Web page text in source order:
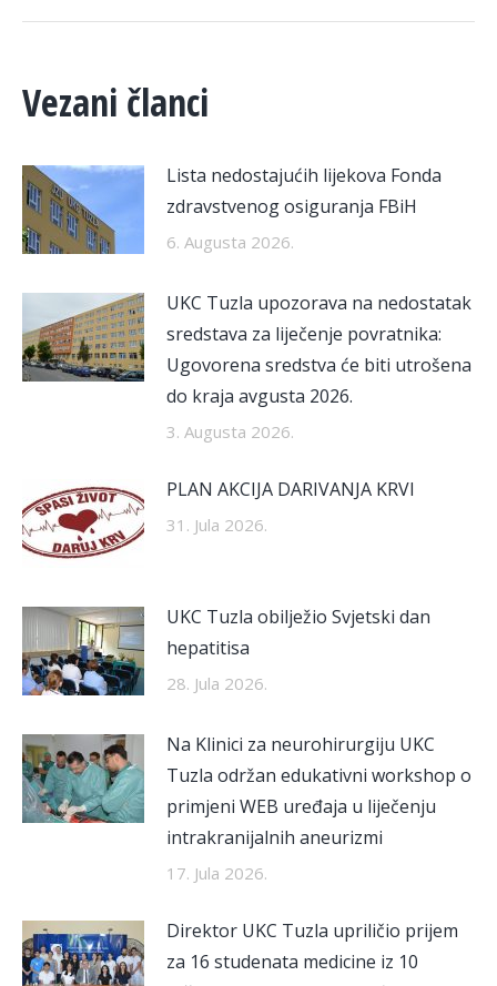
Vezani članci
Lista nedostajućih lijekova Fonda
zdravstvenog osiguranja FBiH
6. Augusta 2026.
UKC Tuzla upozorava na nedostatak
sredstava za liječenje povratnika:
Ugovorena sredstva će biti utrošena
do kraja avgusta 2026.
3. Augusta 2026.
PLAN AKCIJA DARIVANJA KRVI
31. Jula 2026.
UKC Tuzla obilježio Svjetski dan
hepatitisa
28. Jula 2026.
Na Klinici za neurohirurgiju UKC
Tuzla održan edukativni workshop o
primjeni WEB uređaja u liječenju
intrakranijalnih aneurizmi
17. Jula 2026.
Direktor UKC Tuzla upriličio prijem
za 16 studenata medicine iz 10